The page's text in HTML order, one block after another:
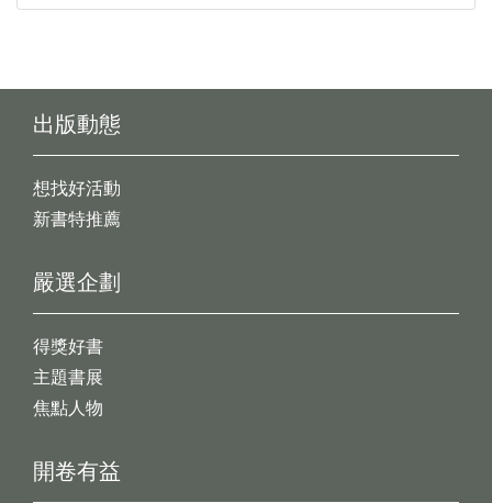
出版動態
想找好活動
新書特推薦
開卷有益
嚴選企劃
得獎好書
主題書展
焦點人物